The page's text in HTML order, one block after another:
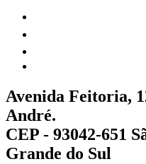
Avenida Feitoria,
André.
CEP - 93042-651
Grande do Sul